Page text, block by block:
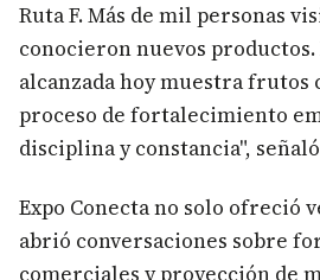
Ruta F. Más de mil personas
conocieron nuevos
alcanzada hoy muestra frutos
proceso de fortalecimiento
disciplina y constancia",
Expo Conecta no solo ofreció
abrió conversaciones sobre